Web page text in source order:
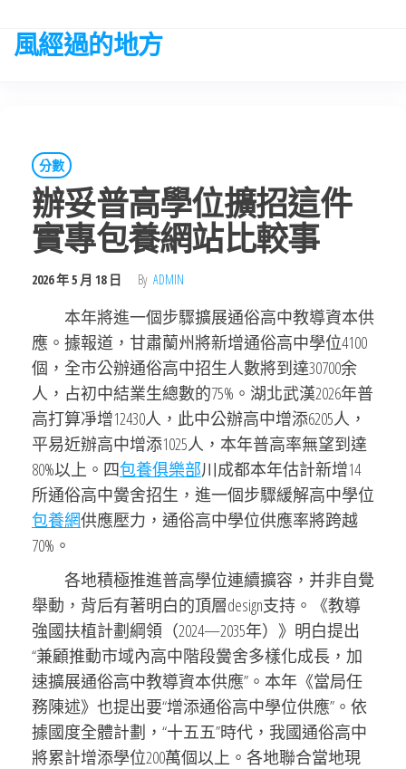
the
風經過的地方
分數
辦妥普高學位擴招這件
實專包養網站比較事
2026 年 5 月 18 日 By ADMIN
本年將進一個步驟擴展通俗高中教導資本供
應。據報道，甘肅蘭州將新增通俗高中學位4100
個，全市公辦通俗高中招生人數將到達30700余
人，占初中結業生總數的75%。湖北武漢2026年普
高打算凈增12430人，此中公辦高中增添6205人，
平易近辦高中增添1025人，本年普高率無望到達
80%以上。四包養俱樂部川成都本年估計新增14
所通俗高中黌舍招生，進一個步驟緩解高中學位
包養網供應壓力，通俗高中學位供應率將跨越
70%。
各地積極推進普高學位連續擴容，并非自覺
舉動，背后有著明白的頂層design支持。《教導
強國扶植計劃綱領（2024—2035年）》明白提出
“兼顧推動市域內高中階段黌舍多樣化成長，加
速擴展通俗高中教導資本供應”。本年《當局任
務陳述》也提出要“增添通俗高中學位供應”。依
據國度全體計劃，“十五五”時代，我國通俗高中
將累計增添學位200萬個以上。各地聯合當地現